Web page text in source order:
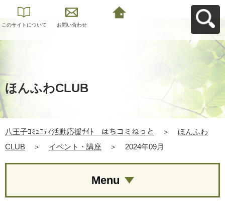
このサイトについて お問い合わせ
ほんふわCLUB
八王子ｺﾐｭﾆﾃｨ活動応援ｻｲﾄ はちコミねっと ＞
ほんふわ
CLUB
＞ イベント・講座 ＞ 2024年09月
Menu